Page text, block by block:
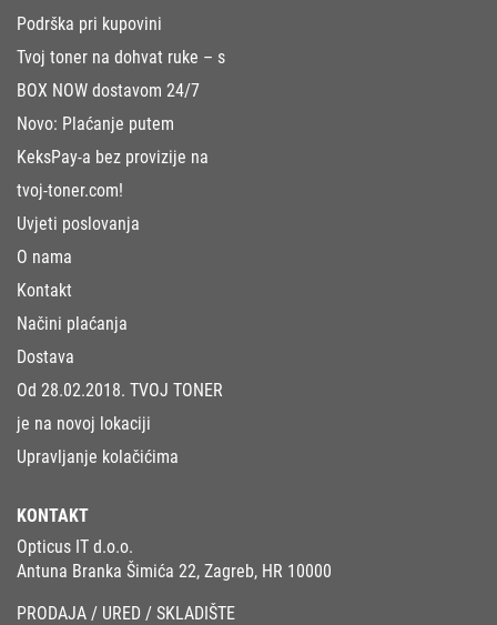
Podrška pri kupovini
Tvoj toner na dohvat ruke – s
BOX NOW dostavom 24/7
Novo: Plaćanje putem
KeksPay-a bez provizije na
tvoj-toner.com!
Uvjeti poslovanja
O nama
Kontakt
Načini plaćanja
Dostava
Od 28.02.2018. TVOJ TONER
je na novoj lokaciji
Upravljanje kolačićima
KONTAKT
Opticus IT d.o.o.
Antuna Branka Šimića 22, Zagreb, HR 10000
PRODAJA / URED / SKLADIŠTE